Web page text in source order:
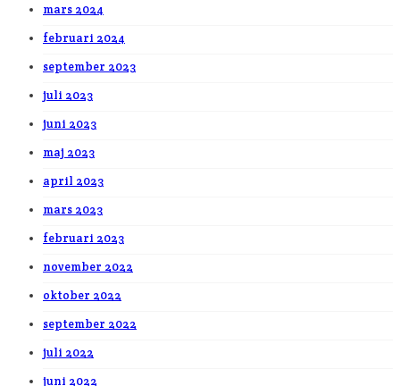
mars 2024
februari 2024
september 2023
juli 2023
juni 2023
maj 2023
april 2023
mars 2023
februari 2023
november 2022
oktober 2022
september 2022
juli 2022
juni 2022